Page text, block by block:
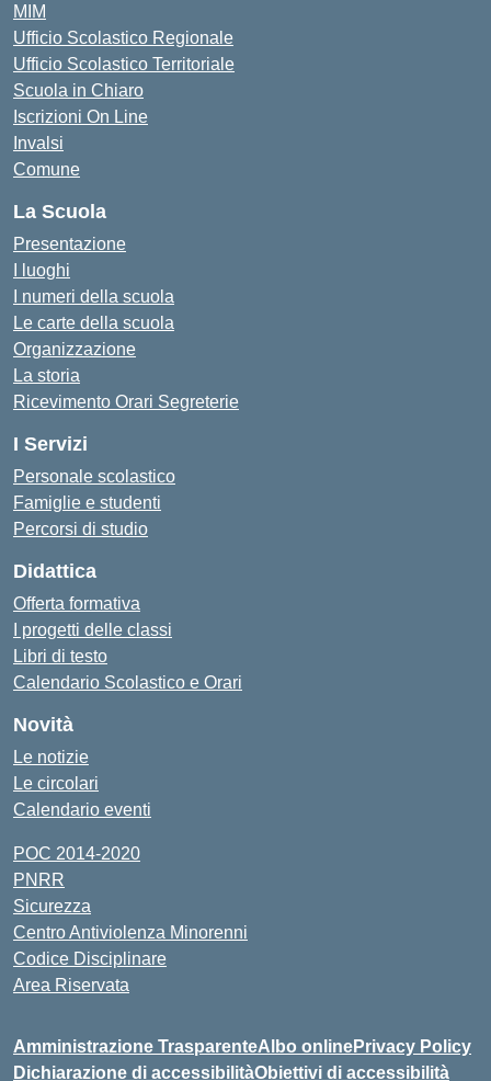
MIM
Ufficio Scolastico Regionale
Ufficio Scolastico Territoriale
Scuola in Chiaro
Iscrizioni On Line
Invalsi
Comune
La Scuola
Presentazione
I luoghi
I numeri della scuola
Le carte della scuola
Organizzazione
La storia
Ricevimento Orari Segreterie
I Servizi
Personale scolastico
Famiglie e studenti
Percorsi di studio
Didattica
Offerta formativa
I progetti delle classi
Libri di testo
Calendario Scolastico e Orari
Novità
Le notizie
Le circolari
Calendario eventi
POC 2014-2020
PNRR
Sicurezza
Centro Antiviolenza Minorenni
Codice Disciplinare
Area Riservata
Amministrazione TrasparenteAlbo onlinePrivacy Policy
Dichiarazione di accessibilitàObiettivi di accessibilità